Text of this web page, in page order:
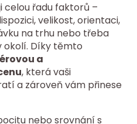
celou řadu faktorů –
velikost, orientaci,
na trhu nebo třeba
okolí. Díky těmto
a
, která vaši
a zároveň vám přinese
nebo srovnání s